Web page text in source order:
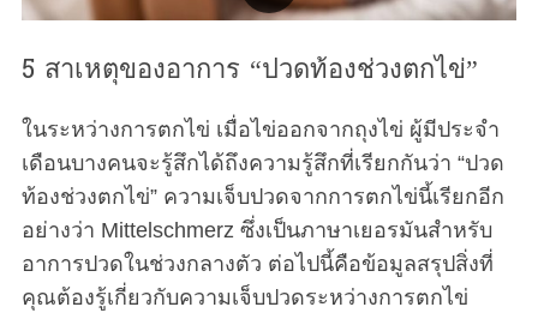
5 สาเหตุของอาการ “ปวดท้องช่วงตกไข่”
ในระหว่างการตกไข่ เมื่อไข่ออกจากถุงไข่ ผู้มีประจำ
เดือนบางคนจะรู้สึกได้ถึงความรู้สึกที่เรียกกันว่า “ปวด
ท้องช่วงตกไข่” ความเจ็บปวดจากการตกไข่นี้เรียกอีก
อย่างว่า Mittelschmerz ซึ่งเป็นภาษาเยอรมันสำหรับ
อาการปวดในช่วงกลางตัว ต่อไปนี้คือข้อมูลสรุปสิ่งที่
คุณต้องรู้เกี่ยวกับความเจ็บปวดระหว่างการตกไข่